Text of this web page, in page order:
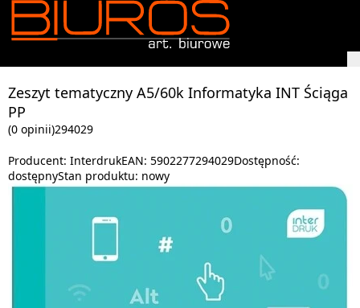
Zeszyt tematyczny A5/60k Informatyka INT Ściąga
PP
(0 opinii)294029
Producent: InterdrukEAN: 5902277294029Dostępność:
dostępnyStan produktu: nowy